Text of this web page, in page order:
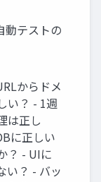
動テストの
からドメ
い？ - 1週
は正し
に正しい
？ - UIに
い？ - バッ